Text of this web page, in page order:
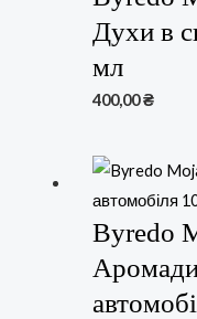
Духи в
мл
400,00₴
Byredo